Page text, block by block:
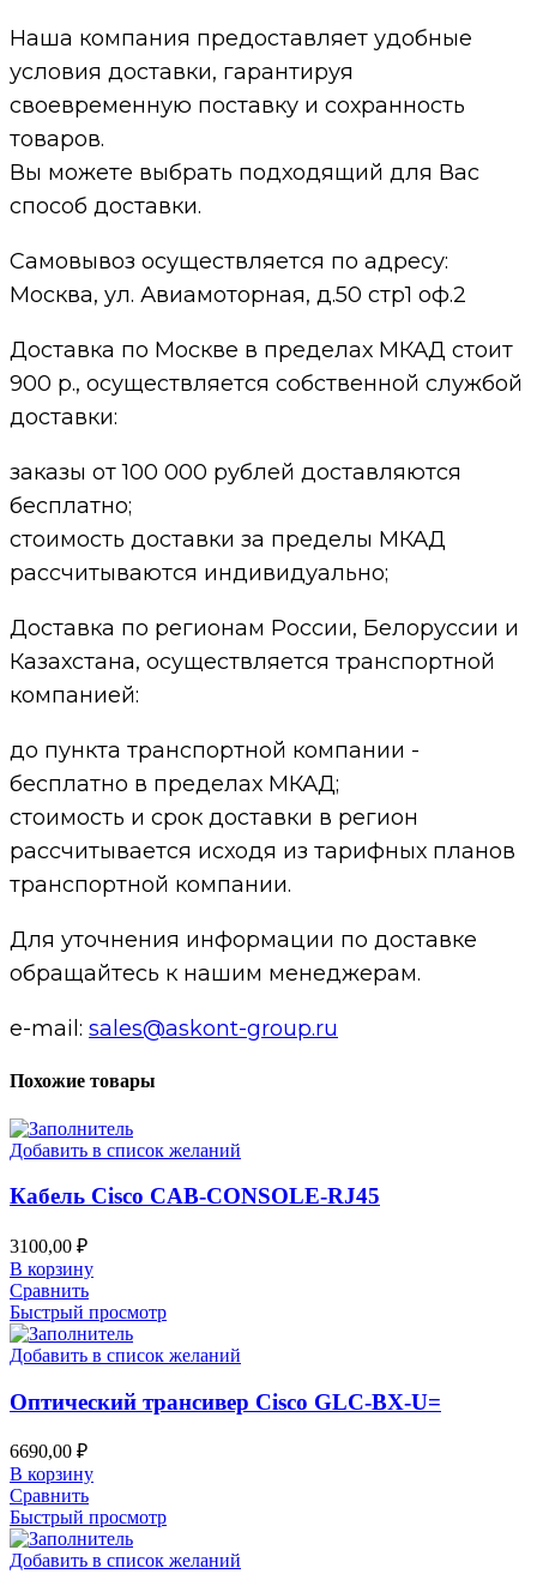
Наша компания предоставляет удобные
условия доставки, гарантируя
своевременную поставку и сохранность
товаров.
Вы можете выбрать подходящий для Вас
способ доставки.
Самовывоз осуществляется по адресу:
Москва, ул. Авиамоторная, д.50 стр1 оф.2
Доставка по Москве в пределах МКАД стоит
900 р., осуществляется собственной службой
доставки:
заказы от 100 000 рублей доставляются
бесплатно;
cтоимость доставки за пределы МКАД
рассчитываются индивидуально;
Доставка по регионам России, Белоруссии и
Казахстана, осуществляется транспортной
компанией:
до пункта транспортной компании -
бесплатно в пределах МКАД;
стоимость и срок доставки в регион
рассчитывается исходя из тарифных планов
транспортной компании.
Для уточнения информации по доставке
обращайтесь к нашим менеджерам.
e-mail: sales@askont-group.ru
Похожие товары
Добавить в список желаний
Кабель Cisco CAB-CONSOLE-RJ45
3100,00 ₽
В корзину
Сравнить
Быстрый просмотр
Добавить в список желаний
Оптический трансивер Cisco GLC-BX-U=
6690,00 ₽
В корзину
Сравнить
Быстрый просмотр
Добавить в список желаний